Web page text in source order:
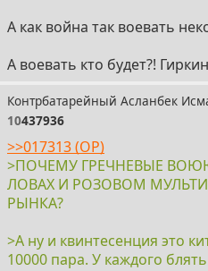
А как война так воевать
А воевать кто будет?!
Контрбатарейный Асланбек
10437936
>>017313 (OP)
>ПОЧЕМУ ГРЕЧНЕВЫЕ
ЛОВАХ И РОЗОВОМ
РЫНКА?
>А ну и квинтесенция это
10000 пара. У каждого